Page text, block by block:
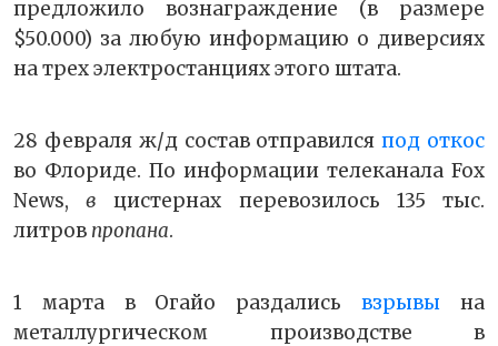
предложило вознаграждение (в размере
$50.000) за любую информацию о диверсиях
на трех электростанциях этого штата.
28 февраля ж/д состав отправилсяпод откос
во Флориде. По информации телеканала Fox
News,в цистернах перевозилось 135 тыс.
литров пропана.
1 марта в Огайо раздалисьвзрывы на
металлургическом производстве в